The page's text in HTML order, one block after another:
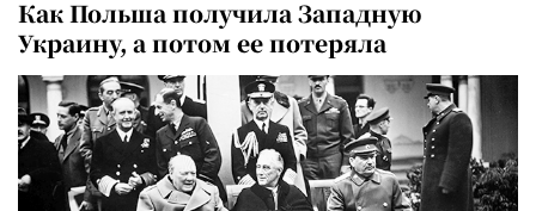
Как Польша получила Западную
Украину, а потом ее потеряла